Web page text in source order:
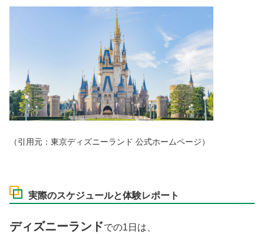
（引用元：東京ディズニーランド 公式ホームページ）
実際のスケジュールと体験レポート
ディズニーランドでの1日は、